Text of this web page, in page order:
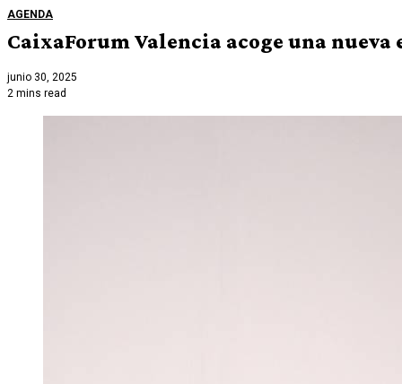
AGENDA
CaixaForum Valencia acoge una nueva
junio 30, 2025
2 mins read